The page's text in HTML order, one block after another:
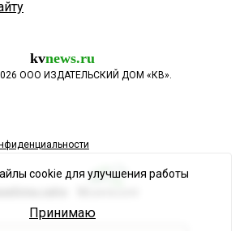
kvnews.ru
ООО ИЗДАТЕЛЬСКИЙ ДОМ «КВ».
сайта
cookie для улучшения работы
Принимаю